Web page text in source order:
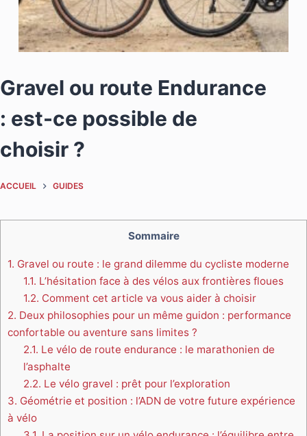
Gravel ou route Endurance
: est-ce possible de
choisir ?
ACCUEIL GUIDES
Sommaire
1. Gravel ou route : le grand dilemme du cycliste moderne
1.1. L’hésitation face à des vélos aux frontières floues
1.2. Comment cet article va vous aider à choisir
2. Deux philosophies pour un même guidon : performance
confortable ou aventure sans limites ?
2.1. Le vélo de route endurance : le marathonien de
l’asphalte
2.2. Le vélo gravel : prêt pour l’exploration
3. Géométrie et position : l’ADN de votre future expérience
à vélo